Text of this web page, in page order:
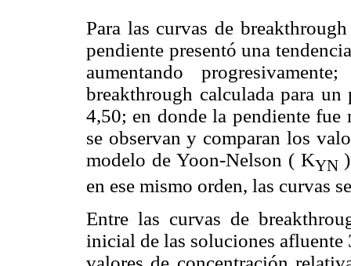
Para las curvas de
pendiente presentó una
aumentando
breakthrough calculada para
4,50; en donde la pendiente fue
se observan y comparan los
modelo de Yoon-Nelson ( KYN
en ese mismo orden, las curvas
Entre las curvas de
inicial de las soluciones afluente